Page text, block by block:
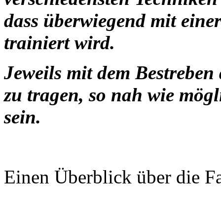
dass überwiegend mit
trainiert wird.
Jeweils mit dem
zu tragen, so nah wie
sein.
Einen Überblick über die